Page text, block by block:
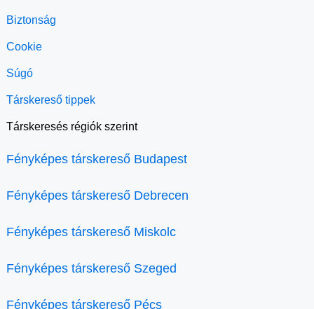
Biztonság
Cookie
Súgó
Társkereső tippek
Társkeresés régiók szerint
Fényképes társkereső Budapest
Fényképes társkereső Debrecen
Fényképes társkereső Miskolc
Fényképes társkereső Szeged
Fényképes társkereső Pécs